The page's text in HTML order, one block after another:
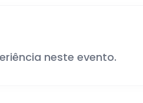
neste evento.